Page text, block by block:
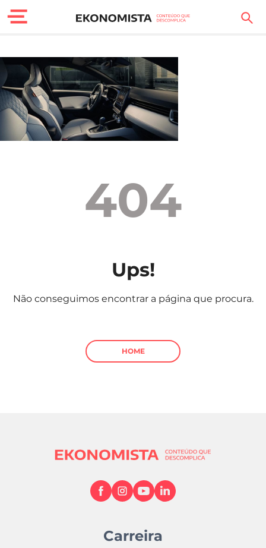
Finanças Pessoais
Motores
Carreira
Casa
Sociedade
Mundial 2026
404
Ups!
Não conseguimos encontrar a página que procura.
HOME
Carreira